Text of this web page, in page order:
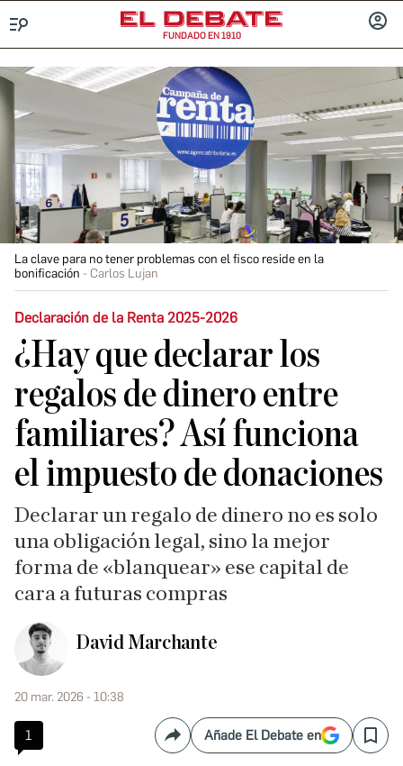
FUNDADO EN 1910
La clave para no tener problemas con el fisco reside en la
bonificación
Carlos Lujan
Declaración de la Renta 2025-2026
¿Hay que declarar los
regalos de dinero entre
familiares? Así funciona
el impuesto de donaciones
Declarar un regalo de dinero no es solo
una obligación legal, sino la mejor
forma de «blanquear» ese capital de
cara a futuras compras
David Marchante
20 mar. 2026 - 10:38
1 CompartirAñade El Debate en Save